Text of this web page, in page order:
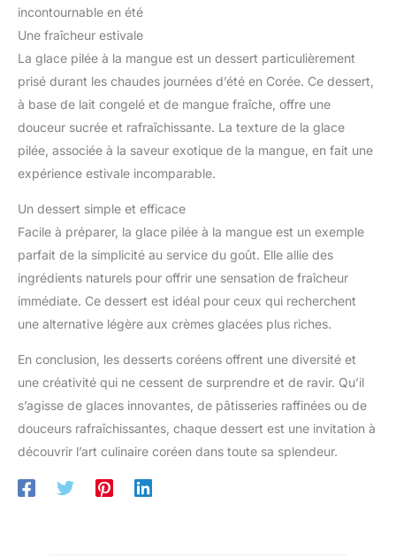
incontournable en été
Une fraîcheur estivale
La glace pilée à la mangue est un dessert particulièrement
prisé durant les chaudes journées d’été en Corée. Ce dessert,
à base de lait congelé et de mangue fraîche, offre une
douceur sucrée et rafraîchissante. La texture de la glace
pilée, associée à la saveur exotique de la mangue, en fait une
expérience estivale incomparable.
Un dessert simple et efficace
Facile à préparer, la glace pilée à la mangue est un exemple
parfait de la simplicité au service du goût. Elle allie des
ingrédients naturels pour offrir une sensation de fraîcheur
immédiate. Ce dessert est idéal pour ceux qui recherchent
une alternative légère aux crèmes glacées plus riches.
En conclusion, les desserts coréens offrent une diversité et
une créativité qui ne cessent de surprendre et de ravir. Qu’il
s’agisse de glaces innovantes, de pâtisseries raffinées ou de
douceurs rafraîchissantes, chaque dessert est une invitation à
découvrir l’art culinaire coréen dans toute sa splendeur.